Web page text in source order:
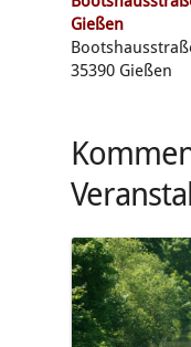
Gießen
35390 Gießen